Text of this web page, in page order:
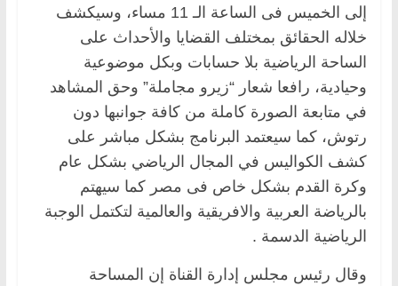
إلى الخميس فى الساعة الـ 11 مساء، وسيكشف
خلاله الحقائق بمختلف القضايا والأحداث على
الساحة الرياضية بلا حسابات وبكل موضوعية
وحيادية، رافعا شعار “زيرو مجاملة” وحق المشاهد
في متابعة الصورة كاملة من كافة جوانبها دون
رتوش، كما سيعتمد البرنامج بشكل مباشر على
كشف الكواليس في المجال الرياضي بشكل عام
وكرة القدم بشكل خاص فى مصر كما سيهتم
بالرياضة العربية والافريقية والعالمية لتكتمل الوجبة
الرياضية الدسمة .
وقال رئيس مجلس إدارة القناة إن المساحة